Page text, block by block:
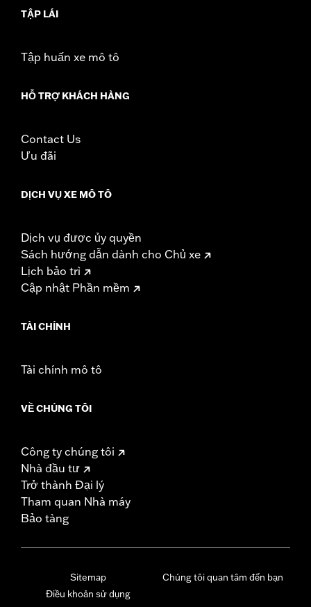
Sold In Units:
In the Box:
d.com/warrantyfor full details
TẬP LÁI
Tập huấn xe mô tô
HỖ TRỢ KHÁCH HÀNG
Contact Us
Ưu đãi
DỊCH VỤ XE MÔ TÔ
Dịch vụ được ủy quyền
Sách hướng dẫn dành cho Chủ xe
Lịch bảo trì
Cập nhật Phần mềm
TÀI CHÍNH
Tài chính mô tô
VỀ CHÚNG TÔI
Công ty chúng tôi
Nhà đầu tư
Trở thành Đại lý
Tham quan Nhà máy
Bảo tàng
Sitemap
Điều khoản sử dụng
Chúng tôi quan tâm đến bạn